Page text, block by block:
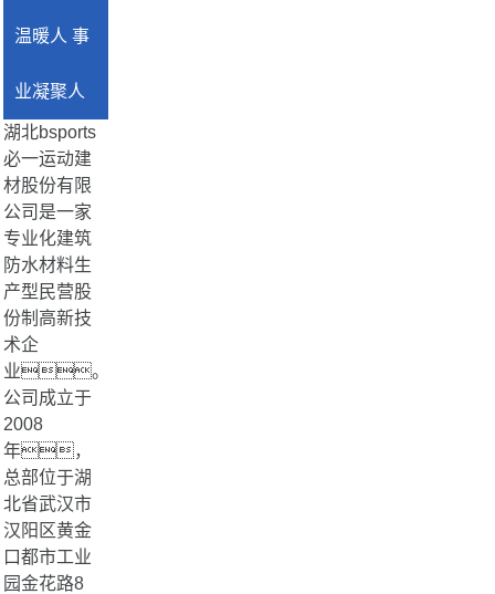
温暖人 事
业凝聚人
湖北bsports
必一运动建
材股份有限
公司是一家
专业化建筑
防水材料生
产型民营股
份制高新技
术企
业。
公司成立于
2008
年，
总部位于湖
北省武汉市
汉阳区黄金
口都市工业
园金花路8